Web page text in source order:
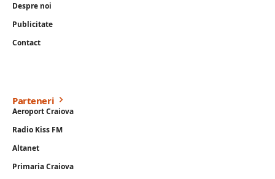
Despre noi
Publicitate
Contact
Parteneri
Aeroport Craiova
Radio Kiss FM
Altanet
Primaria Craiova